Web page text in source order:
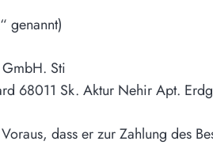
genannt)
Sti
68011 Sk. Aktur Nehir Apt.
dass er zur Zahlung des